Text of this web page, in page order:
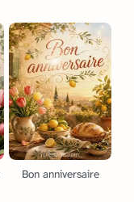
Bon anniversaire